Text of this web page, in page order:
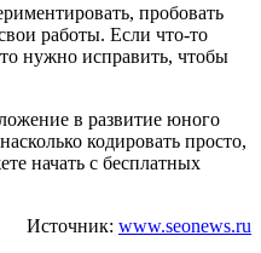
пробовать
работы. Если что-то
нужно исправить, чтобы
в развитие юного
кодировать просто,
начать с бесплатных
Источник: www.seonews.ru